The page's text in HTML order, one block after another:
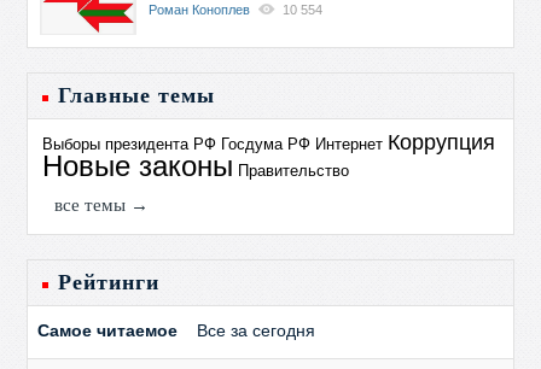
Роман Коноплев 10 554
Главные темы
Выборы президента РФ Госдума РФ Интернет Коррупция
Новые законы Правительство
все темы →
Рейтинги
Самое читаемое Все за сегодня